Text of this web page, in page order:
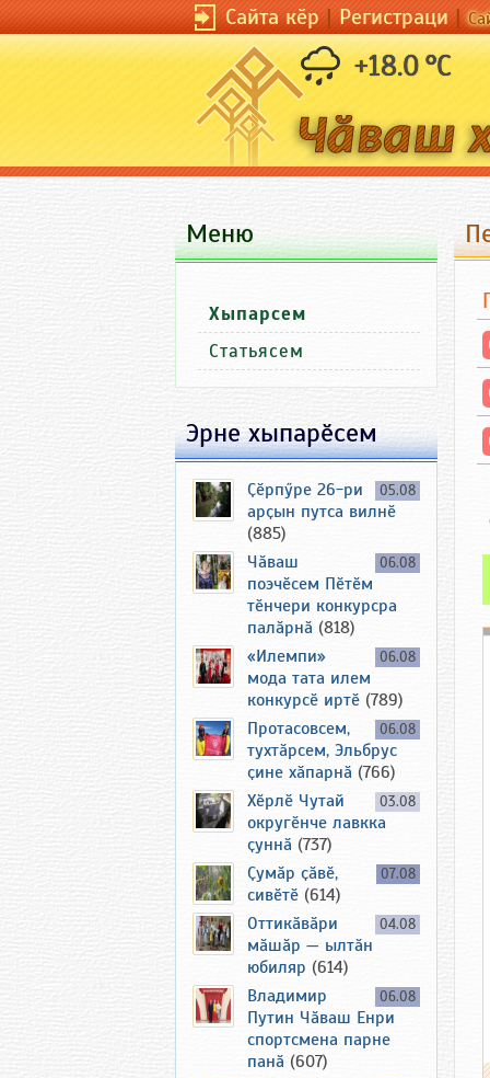
Сайта кӗр|Регистраци|
+18.0 °C
Меню
Хыпарсем
Статьясем
Эрне хыпарӗсем
05.08
Ҫӗрпӳре 26-ри
арҫын путса вилнӗ
(885)
06.08
Чӑваш
поэчӗсем Пӗтӗм
тӗнчери конкурсра
палӑрнӑ (818)
06.08
«Илемпи»
мода тата илем
конкурсӗ иртӗ (789)
06.08
Протасовсем,
тухтӑрсем, Эльбрус
ҫине хӑпарнӑ (766)
03.08
Хӗрлӗ Чутай
округӗнче лавкка
ҫуннӑ (737)
07.08
Ҫумӑр ҫӑвӗ,
сивӗтӗ (614)
04.08
Оттикӑвӑри
мӑшӑр — ылтӑн
юбиляр (614)
06.08
Владимир
Путин Чӑваш Енри
спортсмена парне
панӑ (607)